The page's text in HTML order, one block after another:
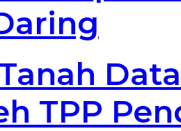
Tanah
TPP